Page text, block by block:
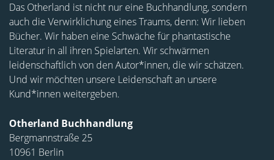
Das Otherland ist nicht nur eine Buchhandlung, sondern
auch die Verwirklichung eines Traums, denn: Wir lieben
Bücher. Wir haben eine Schwäche für phantastische
Literatur in all ihren Spielarten. Wir schwärmen
leidenschaftlich von den Autor*innen, die wir schätzen.
Und wir möchten unsere Leidenschaft an unsere
Kund*innen weitergeben.
Otherland Buchhandlung
Bergmannstraße 25
10961 Berlin